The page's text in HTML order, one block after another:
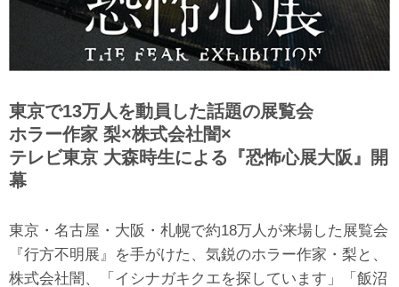
東京で13万人を動員した話題の展覧会
ホラー作家 梨×株式会社闇×
テレビ東京 大森時生による『恐怖心展大阪』開
幕
東京・名古屋・大阪・札幌で約18万人が来場した展覧会
『行方不明展』を手がけた、気鋭のホラー作家・梨と、
株式会社闇、「イシナガキクエを探しています」「飯沼